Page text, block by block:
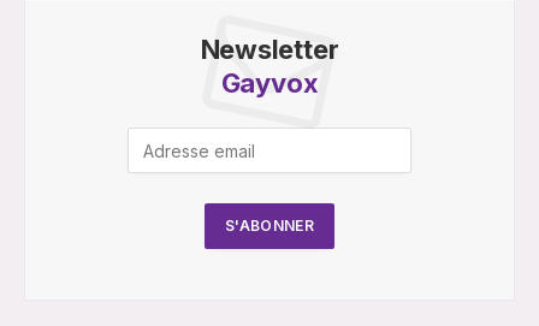
Newsletter
Gayvox